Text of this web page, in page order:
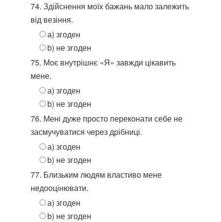
74. Здійснення моїх бажань мало залежить
від везіння.
а) згоден
b) не згоден
75. Моє внутрішнє «Я» завжди цікавить
мене.
а) згоден
b) не згоден
76. Мені дуже просто переконати себе не
засмучуватися через дрібниці.
а) згоден
b) не згоден
77. Близьким людям властиво мене
недооцінювати.
а) згоден
b) не згоден